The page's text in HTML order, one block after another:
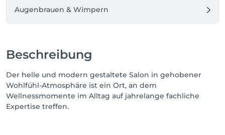
Augenbrauen & Wimpern
Beschreibung
Der helle und modern gestaltete Salon in gehobener
Wohlfühl-Atmosphäre ist ein Ort, an dem
Wellnessmomente im Alltag auf jahrelange fachliche
Expertise treffen.